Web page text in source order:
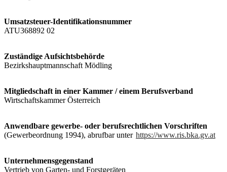
Umsatzsteuer-Identifikationsnummer
ATU368892 02
Zuständige Aufsichtsbehörde
Bezirkshauptmannschaft Mödling
Mitgliedschaft in einer Kammer / einem Berufsverband
Wirtschaftskammer Österreich
Anwendbare gewerbe- oder berufsrechtlichen Vorschriften
(Gewerbeordnung 1994), abrufbar unter https://www.ris.bka.gv.at
Unternehmensgegenstand
Vertrieb von Garten- und Forstgeräten